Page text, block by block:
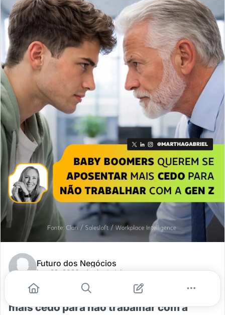
Futuro dos Negócios
jan. 29, 2026- 1 min de leitura
Baby Boomers querem se aposentar
mais cedo para não trabalhar com a